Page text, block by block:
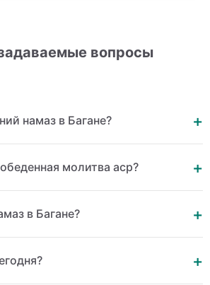
вопросы
намаз в Багане?
молитва аср?
в Багане?